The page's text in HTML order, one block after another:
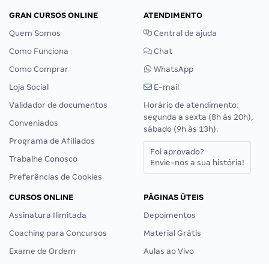
GRAN CURSOS ONLINE
Quem Somos
Como Funciona
Como Comprar
Loja Social
Validador de documentos
Conveniados
Programa de Afiliados
Trabalhe Conosco
Preferências de Cookies
ATENDIMENTO
Central de ajuda
Chat
WhatsApp
E-mail
Horário de atendimento:
segunda a sexta (8h às 20h),
sábado (9h às 13h).
Foi aprovado?
Envie-nos a sua história!
CURSOS ONLINE
Assinatura Ilimitada
Coaching para Concursos
Exame de Ordem
PÁGINAS ÚTEIS
Depoimentos
Material Grátis
Aulas ao Vivo